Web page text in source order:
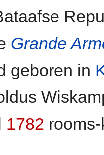
Grande
geboren in
1782